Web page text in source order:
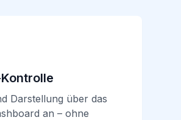
Darstellung über das
an – ohne